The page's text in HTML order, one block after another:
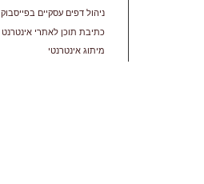
ניהול דפים עסקיים בפייסבוק
כתיבת תוכן לאתרי אינטרנט
מיתוג אינטרנטי